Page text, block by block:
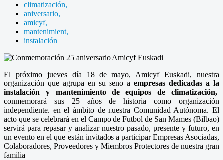
climatización,
aniversario,
amicyf,
mantenimient,
instalación
El próximo jueves día 18 de mayo, Amicyf Euskadi, nuestra
organización que agrupa en su seno a empresas dedicadas a la
instalación y mantenimiento de equipos de climatización,
conmemorará sus 25 años de historia como organización
independiente. en el ámbito de nuestra Comunidad Autónoma. El
acto que se celebrará en el Campo de Futbol de San Mames (Bilbao)
servirá para repasar y analizar nuestro pasado, presente y futuro, en
un evento en el que están invitados a participar Empresas Asociadas,
Colaboradores, Proveedores y Miembros Protectores de nuestra gran
familia